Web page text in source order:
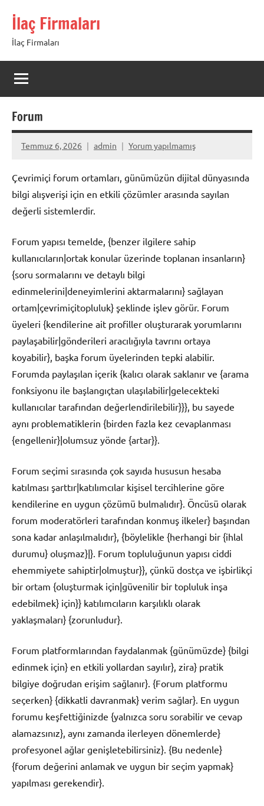
İlaç Firmaları
İlaç Firmaları
Forum
Temmuz 6, 2026 admin Yorum yapılmamış
Çevrimiçi forum ortamları, günümüzün dijital dünyasında
bilgi alışverişi için en etkili çözümler arasında sayılan
değerli sistemlerdir.
Forum yapısı temelde, {benzer ilgilere sahip
kullanıcıların|ortak konular üzerinde toplanan insanların}
{soru sormalarını ve detaylı bilgi
edinmelerini|deneyimlerini aktarmalarını} sağlayan
ortam|çevrimiçitopluluk} şeklinde işlev görür. Forum
üyeleri {kendilerine ait profiller oluşturarak yorumlarını
paylaşabilir|gönderileri aracılığıyla tavrını ortaya
koyabilir}, başka forum üyelerinden tepki alabilir.
Forumda paylaşılan içerik {kalıcı olarak saklanır ve {arama
fonksiyonu ile başlangıçtan ulaşılabilir|gelecekteki
kullanıcılar tarafından değerlendirilebilir}}}, bu sayede
aynı problematiklerin {birden fazla kez cevaplanması
{engellenir}|olumsuz yönde {artar}}.
Forum seçimi sırasında çok sayıda hususun hesaba
katılması şarttır|katılımcılar kişisel tercihlerine göre
kendilerine en uygun çözümü bulmalıdır}. Öncüsü olarak
forum moderatörleri tarafından konmuş ilkeler} başından
sona kadar anlaşılmalıdır}, {böylelikle {herhangi bir {ihlal
durumu} oluşmaz}|}. Forum topluluğunun yapısı ciddi
ehemmiyete sahiptir|olmuştur}}, çünkü dostça ve işbirlikçi
bir ortam {oluşturmak için|güvenilir bir topluluk inşa
edebilmek} için}} katılımcıların karşılıklı olarak
yaklaşmaları} {zorunludur}.
Forum platformlarından faydalanmak {günümüzde} {bilgi
edinmek için} en etkili yollardan sayılır}, zira} pratik
bilgiye doğrudan erişim sağlanır}. {Forum platformu
seçerken} {dikkatli davranmak} verim sağlar}. En uygun
forumu keşfettiğinizde {yalnızca soru sorabilir ve cevap
alamazsınız}, aynı zamanda ilerleyen dönemlerde}
profesyonel ağlar genişletebilirsiniz}. {Bu nedenle}
{forum değerini anlamak ve uygun bir seçim yapmak}
yapılması gerekendir}.